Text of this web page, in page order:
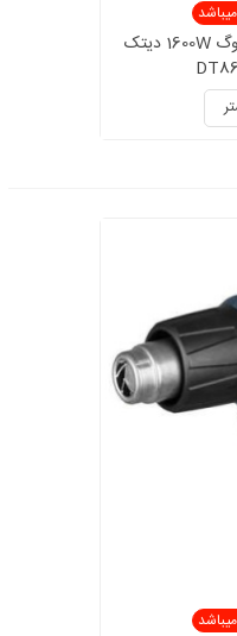
سشوار صنعتی دیمردار آنالوگ 1600W دیتک